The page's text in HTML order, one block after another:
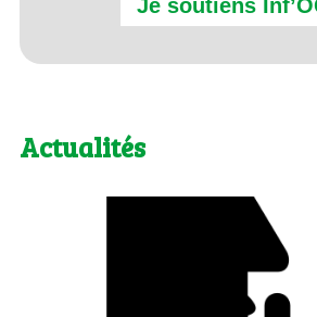
Je soutiens
Actualités